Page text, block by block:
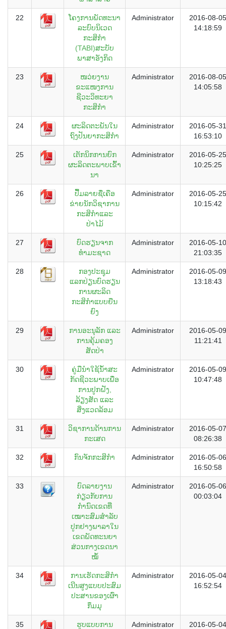
22
ໂຄງການພັດທະນາ
ລະບົບນິເວດ
ກະສິກຳ
(TABI)ສະບັບ
ພາສາອັງກິດ
Administrator
2016-08-05
14:18:59
23
ໜວ່ຍງານ
ຂະແໜງການ
ຊີວະວິທະຍາ
ກະສິກຳ
Administrator
2016-08-05
14:05:58
24
ຜະລິດຕະພັນໃນ
ຖົງປັນຍາກະສິກຳ
Administrator
2016-05-31
16:53:10
25
ເຕັກນິກການຍົກ
ຜະລິດຕະພາບເຂົ້າ
ນາ
Administrator
2016-05-25
10:25:25
26
ປື້ມລາຍຊື່ເຄືອ
ຂ່າຍນັກວິຊາການ
ກະສິກຳແລະ
ປ່າໄມ້
Administrator
2016-05-25
10:15:42
27
ບົດຮຽນຈາກ
ທຳມະຊາດ
Administrator
2016-05-10
21:03:35
28
ກອງປະຊຸມ
ແລກປ່ຽນບົດຮຽນ
ການຜະລິດ
ກະສິກຳແບບຍືນ
ຍົງ
Administrator
2016-05-09
13:18:43
29
ການອະນຸລັກ ແລະ
ການຄຸ້ມຄອງ
ສັດປ່າ
Administrator
2016-05-09
11:21:41
30
ຄູ່ມືນຳໃຊ້ນໍ້າສະ
ກັດຊີວະພາບເພື່ອ
ການປູກຝັງ,
ລ້ຽງສັດ ແລະ
ສິ່ງແວດລ້ອມ
Administrator
2016-05-09
10:47:48
31
ວິຊາການດ້ານການ
ກະເສດ
Administrator
2016-05-07
08:26:38
32 ກົນຈັກກະສິກຳ Administrator
2016-05-06
16:50:58
33
ບົດລາຍງານ
ກ່ຽວກັບການ
ກຳນົດເຂດທີ່
ເໝາະສົມສຳລັບ
ປູກຢາງພາລາໃນ
ເຂດພັດທະນຍາ
ສ່ວນກາງເຂດນາ
ໝໍ້
Administrator
2016-05-06
00:03:04
34
ການເຮັດກະສິກຳ
ເນີນສູງແບບປະສົມ
ປະສານຂອງເຜົ່າ
ກຶມມຸ
Administrator
2016-05-04
16:52:54
35
ຮູບແບບການ
Administrator
2016-05-04